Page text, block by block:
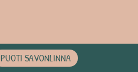
PUOTI SAVONLINNA